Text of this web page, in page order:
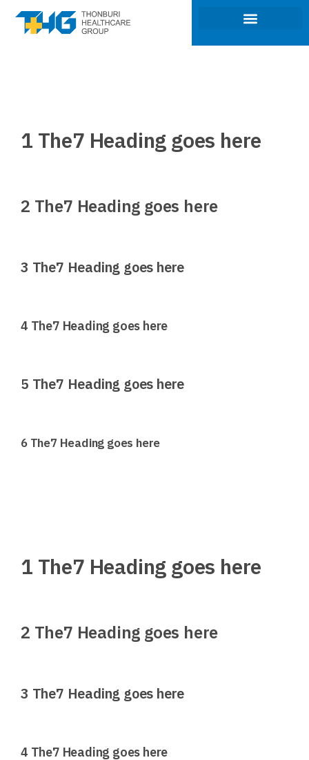
1 The7 Heading goes here
2 The7 Heading goes here
3 The7 Heading goes here
4 The7 Heading goes here
5 The7 Heading goes here
6 The7 Heading goes here
1 The7 Heading goes here
2 The7 Heading goes here
3 The7 Heading goes here
4 The7 Heading goes here